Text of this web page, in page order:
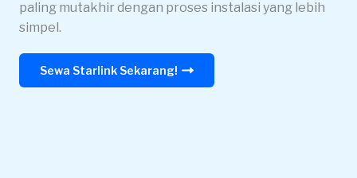
paling mutakhir dengan proses instalasi yang lebih
simpel.
Sewa Starlink Sekarang!